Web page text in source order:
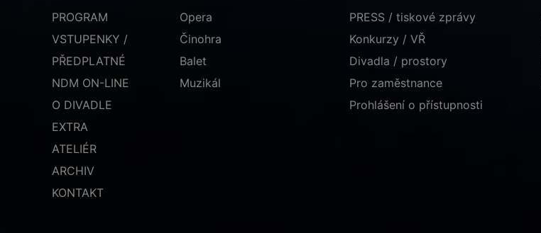
PROGRAM
VSTUPENKY /
PŘEDPLATNÉ
NDM ON-LINE
O DIVADLE
EXTRA
ATELIÉR
ARCHIV
KONTAKT
Opera
Činohra
Balet
Muzikál
PRESS / tiskové zprávy
Konkurzy / VŘ
Divadla / prostory
Pro zaměstnance
Prohlášení o přístupnosti